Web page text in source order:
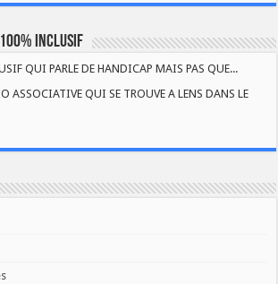
INCLUSIF
QUI PARLE DE HANDICAP MAIS PAS QUE...
ASSOCIATIVE QUI SE TROUVE A LENS DANS LE